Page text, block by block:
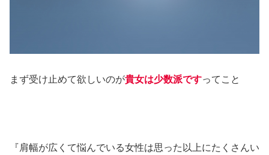
まず受け止めて欲しいのが貴女は少数派ですってこと
『肩幅が広くて悩んでいる女性は思った以上にたくさんい